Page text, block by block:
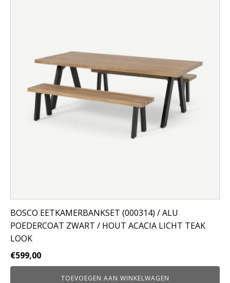
BOSCO EETKAMERBANKSET (000314) / ALU
POEDERCOAT ZWART / HOUT ACACIA LICHT TEAK
LOOK
€599,00
TOEVOEGEN AAN WINKELWAGEN